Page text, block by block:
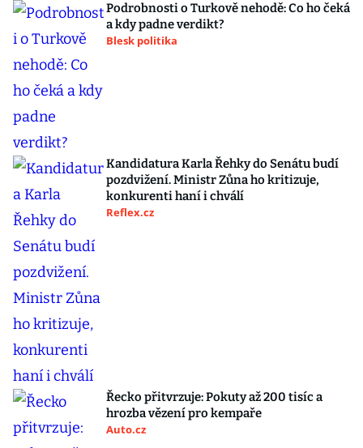
Podrobnosti o Turkově nehodě: Co ho čeká
a kdy padne verdikt?
Blesk politika
Kandidatura Karla Řehky do Senátu budí
pozdvižení. Ministr Zůna ho kritizuje,
konkurenti haní i chválí
Reflex.cz
Řecko přitvrzuje: Pokuty až 200 tisíc a
hrozba vězení pro kempaře
Auto.cz